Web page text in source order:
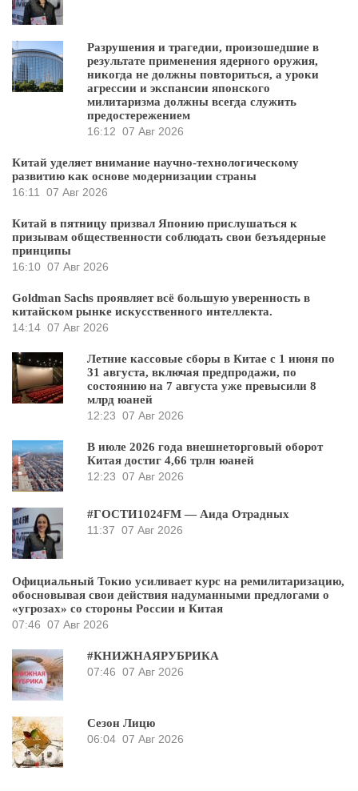
Разрушения и трагедии, произошедшие в
результате применения ядерного оружия,
никогда не должны повториться, а уроки
агрессии и экспансии японского
милитаризма должны всегда служить
предостережением
16:12 07 Авг 2026
Китай уделяет внимание научно-технологическому
развитию как основе модернизации страны
16:11
07 Авг 2026
Китай в пятницу призвал Японию прислушаться к
призывам общественности соблюдать свои безъядерные
принципы
16:10 07 Авг 2026
Goldman Sachs проявляет всё большую уверенность в
китайском рынке искусственного интеллекта.
14:14 07 Авг 2026
Летние кассовые сборы в Китае с 1 июня по
31 августа, включая предпродажи, по
состоянию на 7 августа уже превысили 8
млрд юаней
12:23 07 Авг 2026
В июле 2026 года внешнеторговый оборот
Китая достиг 4,66 трлн юаней
12:23 07 Авг 2026
#ГОСТИ1024FM — Аида Отрадных
11:37 07 Авг 2026
Официальный Токио усиливает курс на ремилитаризацию,
обосновывая свои действия надуманными предлогами о
«угрозах» со стороны России и Китая
07:46 07 Авг 2026
#КНИЖНАЯРУБРИКА
07:46 07 Авг 2026
Сезон Лицю
06:04 07 Авг 2026